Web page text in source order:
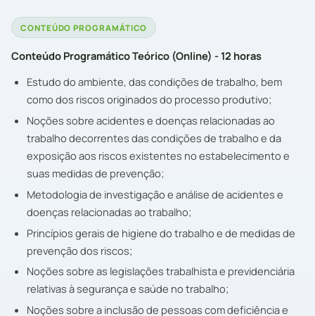
CONTEÚDO PROGRAMÁTICO
Conteúdo Programático Teórico (Online) - 12 horas
Estudo do ambiente, das condições de trabalho, bem
como dos riscos originados do processo produtivo;
Noções sobre acidentes e doenças relacionadas ao
trabalho decorrentes das condições de trabalho e da
exposição aos riscos existentes no estabelecimento e
suas medidas de prevenção;
Metodologia de investigação e análise de acidentes e
doenças relacionadas ao trabalho;
Princípios gerais de higiene do trabalho e de medidas de
prevenção dos riscos;
Noções sobre as legislações trabalhista e previdenciária
relativas à segurança e saúde no trabalho;
Noções sobre a inclusão de pessoas com deficiência e